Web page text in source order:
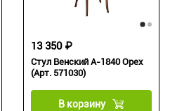
Стул Венский А-1840 Орех
(Арт. 571030)
13 350 ₽
В корзину